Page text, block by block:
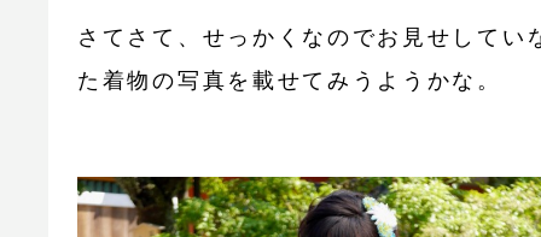
さてさて、せっかくなのでお見せしてい
た着物の写真を載せてみうようかな。